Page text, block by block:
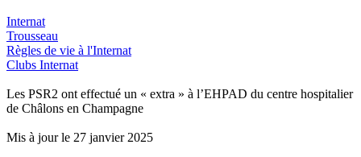
Internat
Trousseau
Règles de vie à l'Internat
Clubs Internat
Les PSR2 ont effectué un « extra » à l’EHPAD du centre hospitalier
de Châlons en Champagne
Mis à jour le 27 janvier 2025